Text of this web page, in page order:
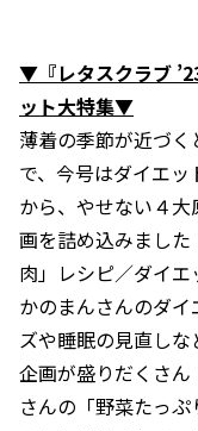
▼『レタスクラブ
ット大特集▼
薄着の季節が近づ
で、今号はダイエ
から、やせない４
画を詰め込みまし
肉」レシピ／ダイ
かのまんさんのダ
ズや睡眠の見直し
企画が盛りだくさ
さんの「野菜たっ